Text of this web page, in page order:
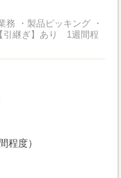
・製品ピッキング ・
程度）